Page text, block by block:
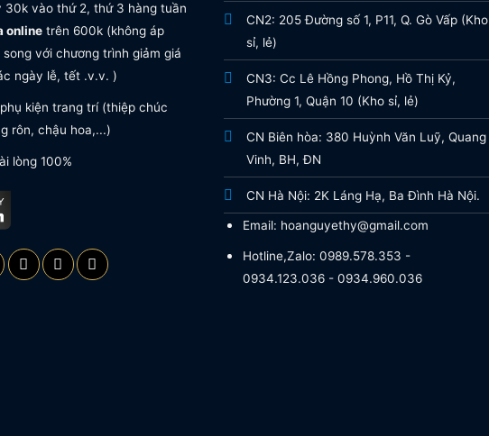
30k vào thứ 2, thứ 3 hàng tuần
onlinetrên 600k (không áp
song với chương trình giảm giá
ngày lễ, tết .v.v. )
kiện trang trí (thiệp chúc
rôn, chậu hoa,...)
lòng 100%
CN2: 205 Đường số 1, P11, Q. Gò Vấp (Kho
sỉ, lẻ)
CN3: Cc Lê Hồng Phong, Hồ Thị Kỷ,
Phường 1, Quận 10 (Kho sỉ, lẻ)
CN Biên hòa: 380 Huỳnh Văn Luỹ, Quang
Vinh, BH, ĐN
CN Hà Nội: 2K Láng Hạ, Ba Đình Hà Nội.
Email: hoanguyethy@gmail.com
Hotline,Zalo: 0989.578.353 -
0934.123.036 - 0934.960.036